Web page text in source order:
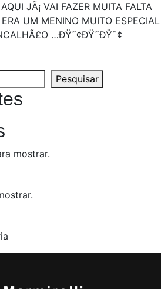
JÃ¡ VAI FAZER MUITA FALTA
UM MENINO MUITO ESPECIAL
…ÐŸ˜¢ÐŸ˜­ÐŸ˜¢
Pesquisar
mostrar.